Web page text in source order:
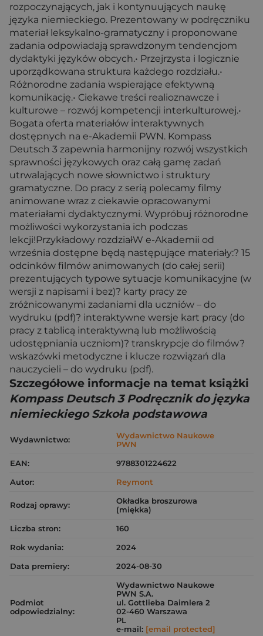
rozpoczynających, jak i kontynuujących naukę
języka niemieckiego. Prezentowany w podręczniku
materiał leksykalno-gramatyczny i proponowane
zadania odpowiadają sprawdzonym tendencjom
dydaktyki języków obcych.• Przejrzysta i logicznie
uporządkowana struktura każdego rozdziału.•
Różnorodne zadania wspierające efektywną
komunikację.• Ciekawe treści realioznawcze i
kulturowe – rozwój kompetencji interkulturowej.•
Bogata oferta materiałów interaktywnych
dostępnych na e-Akademii PWN. Kompass
Deutsch 3 zapewnia harmonijny rozwój wszystkich
sprawności językowych oraz całą gamę zadań
utrwalających nowe słownictwo i struktury
gramatyczne. Do pracy z serią polecamy filmy
animowane wraz z ciekawie opracowanymi
materiałami dydaktycznymi. Wypróbuj różnorodne
możliwości wykorzystania ich podczas
lekcji!Przykładowy rozdziałW e-Akademii od
września dostępne będą następujące materiały:? 15
odcinków filmów animowanych (do całej serii)
prezentujących typowe sytuacje komunikacyjne (w
wersji z napisami i bez)? karty pracy ze
zróżnicowanymi zadaniami dla uczniów – do
wydruku (pdf)? interaktywne wersje kart pracy (do
pracy z tablicą interaktywną lub możliwością
udostępniania uczniom)? transkrypcje do filmów?
wskazówki metodyczne i klucze rozwiązań dla
nauczycieli – do wydruku (pdf).
Szczegółowe informacje na temat książki
Kompass Deutsch 3 Podręcznik do języka
niemieckiego Szkoła podstawowa
Wydawnictwo:
Wydawnictwo Naukowe
PWN
EAN:
9788301224622
Autor:
Reymont
Rodzaj oprawy:
Okładka broszurowa
(miękka)
Liczba stron:
160
Rok wydania:
2024
Data premiery:
2024-08-30
Podmiot
odpowiedzialny:
Wydawnictwo Naukowe
PWN S.A.
ul. Gottlieba Daimlera 2
02-460 Warszawa
PL
e-mail: [email protected]